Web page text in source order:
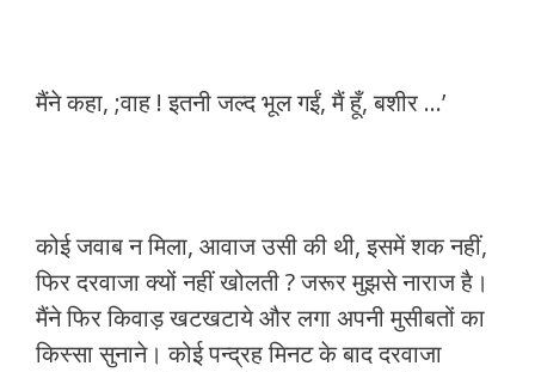
मैंने कहा, ;वाह ! इतनी जल्द भूल गईं, मैं हूँ, बशीर …’
कोई जवाब न मिला, आवाज उसी की थी, इसमें शक नहीं,
फिर दरवाजा क्यों नहीं खोलती ? जरूर मुझसे नाराज है।
मैंने फिर किवाड़ खटखटाये और लगा अपनी मुसीबतों का
किस्सा सुनाने। कोई पन्द्रह मिनट के बाद दरवाजा